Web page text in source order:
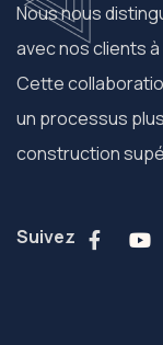
Nous nous
avec nos clients
Cette
un processus
construction
Suivez